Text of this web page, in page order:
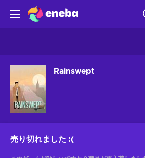
Rainswept
売り切れました :(